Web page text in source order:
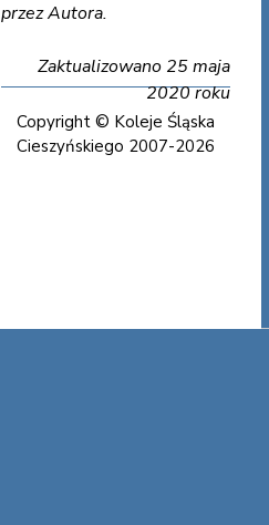
przez Autora.
Zaktualizowano 25 maja
2020 roku
Copyright © Koleje Śląska
Cieszyńskiego 2007-2026